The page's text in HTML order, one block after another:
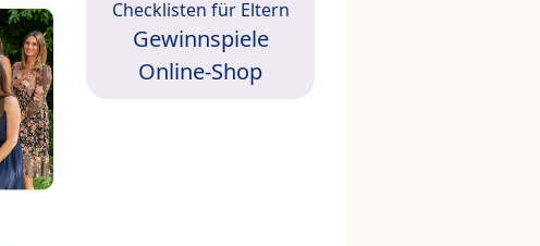
Checklisten für Eltern
Gewinnspiele
Online-Shop